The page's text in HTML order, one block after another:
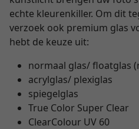
echte kleurenkiller. Om dit
verzoek ook premium glas
hebt de keuze uit:
normaal glas/ floatglas
acrylglas/ plexiglas
spiegelglas
True Color Super Clear
ClearColour UV 60